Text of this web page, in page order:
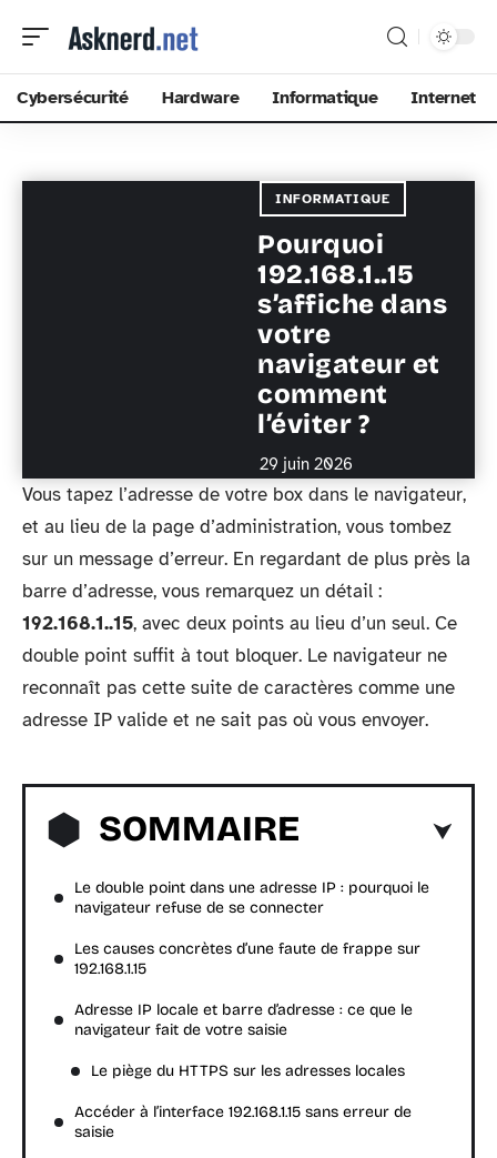
Cybersécurité Hardware Informatique Internet
INFORMATIQUE
Pourquoi
192.168.1..15
s’affiche dans
votre
navigateur et
comment
l’éviter ?
29 juin 2026
Vous tapez l’adresse de votre box dans le navigateur,
et au lieu de la page d’administration, vous tombez
sur un message d’erreur. En regardant de plus près la
barre d’adresse, vous remarquez un détail :
192.168.1..15, avec deux points au lieu d’un seul. Ce
double point suffit à tout bloquer. Le navigateur ne
reconnaît pas cette suite de caractères comme une
adresse IP valide et ne sait pas où vous envoyer.
SOMMAIRE
Le double point dans une adresse IP : pourquoi le
navigateur refuse de se connecter
Les causes concrètes d’une faute de frappe sur
192.168.1.15
Adresse IP locale et barre d’adresse : ce que le
navigateur fait de votre saisie
Le piège du HTTPS sur les adresses locales
Accéder à l’interface 192.168.1.15 sans erreur de
saisie